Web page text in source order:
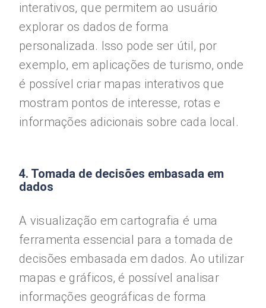
interativos, que permitem ao usuário
explorar os dados de forma
personalizada. Isso pode ser útil, por
exemplo, em aplicações de turismo, onde
é possível criar mapas interativos que
mostram pontos de interesse, rotas e
informações adicionais sobre cada local.
4. Tomada de decisões embasada em
dados
A visualização em cartografia é uma
ferramenta essencial para a tomada de
decisões embasada em dados. Ao utilizar
mapas e gráficos, é possível analisar
informações geográficas de forma